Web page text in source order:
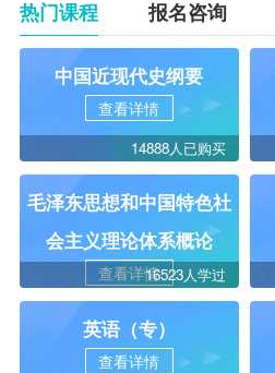
热门课程 报名咨询
中国近现代史纲要
查看详情
14888人已购买
毛泽东思想和中国特色社
会主义理论体系概论
查看详情16523人学过
英语（专）
查看详情